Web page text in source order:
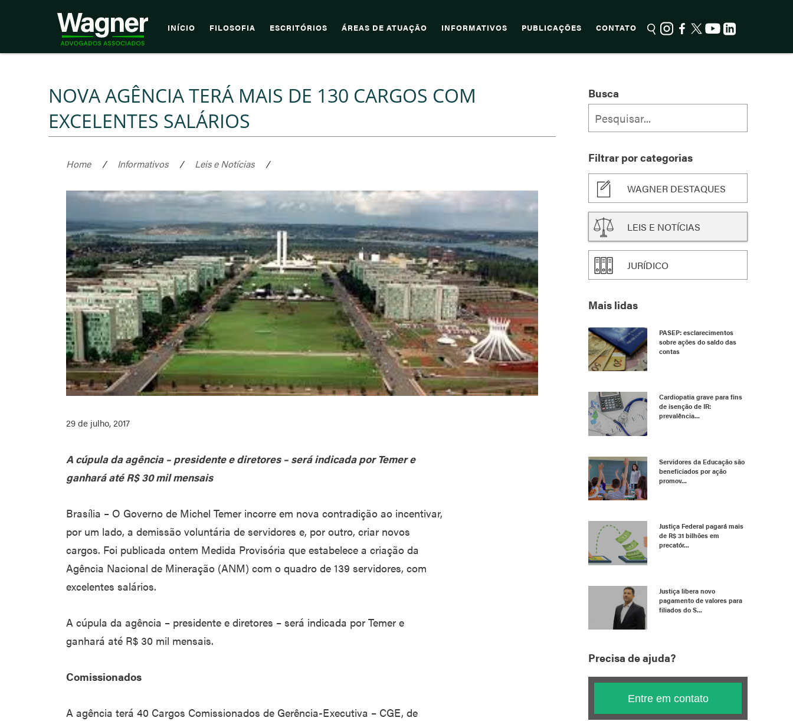
INÍCIO FILOSOFIA ESCRITÓRIOS ÁREAS DE ATUAÇÃO INFORMATIVOS PUBLICAÇÕES CONTATO
NOVA AGÊNCIA TERÁ MAIS DE 130 CARGOS COM
EXCELENTES SALÁRIOS
Home / Informativos / Leis e Notícias /
29 de julho, 2017
A cúpula da agência – presidente e diretores – será indicada por Temer e
ganhará até R$ 30 mil mensais
Brasília – O Governo de Michel Temer incorre em nova contradição ao incentivar,
por um lado, a demissão voluntária de servidores e, por outro, criar novos
cargos. Foi publicada ontem Medida Provisória que estabelece a criação da
Agência Nacional de Mineração (ANM) com o quadro de 139 servidores, com
excelentes salários.
A cúpula da agência – presidente e diretores – será indicada por Temer e
ganhará até R$ 30 mil mensais.
Comissionados
A agência terá 40 Cargos Comissionados de Gerência-Executiva – CGE, de
Busca
Filtrar por categorias
WAGNER DESTAQUES
LEIS E NOTÍCIAS
JURÍDICO
Mais lidas
PASEP: esclarecimentos
sobre ações do saldo das
contas
Cardiopatia grave para fins
de isenção de IR:
prevalência...
Servidores da Educação são
beneficiados por ação
promov...
Justiça Federal pagará mais
de R$ 31 bilhões em
precatór...
Justiça libera novo
pagamento de valores para
filiados do S...
Precisa de ajuda?
Entre em contato